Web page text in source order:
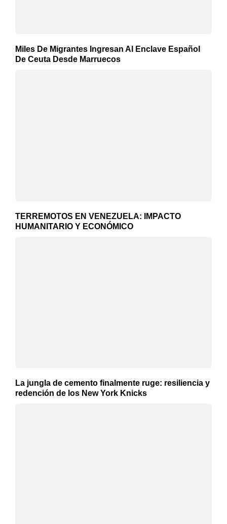
Miles De Migrantes Ingresan Al Enclave Español
De Ceuta Desde Marruecos
TERREMOTOS EN VENEZUELA: IMPACTO
HUMANITARIO Y ECONÓMICO
La jungla de cemento finalmente ruge: resiliencia y
redención de los New York Knicks